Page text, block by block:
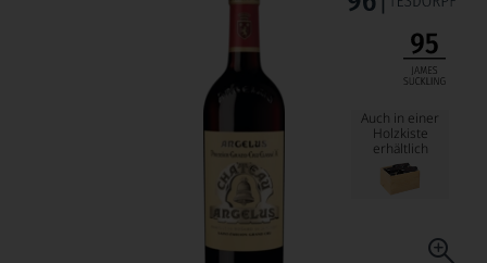
Auch in einer
Holzkiste
erhältlich